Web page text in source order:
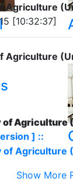
Show More
Agriculture
[10:32:37]
Agriculture
of Agriculture
] ::